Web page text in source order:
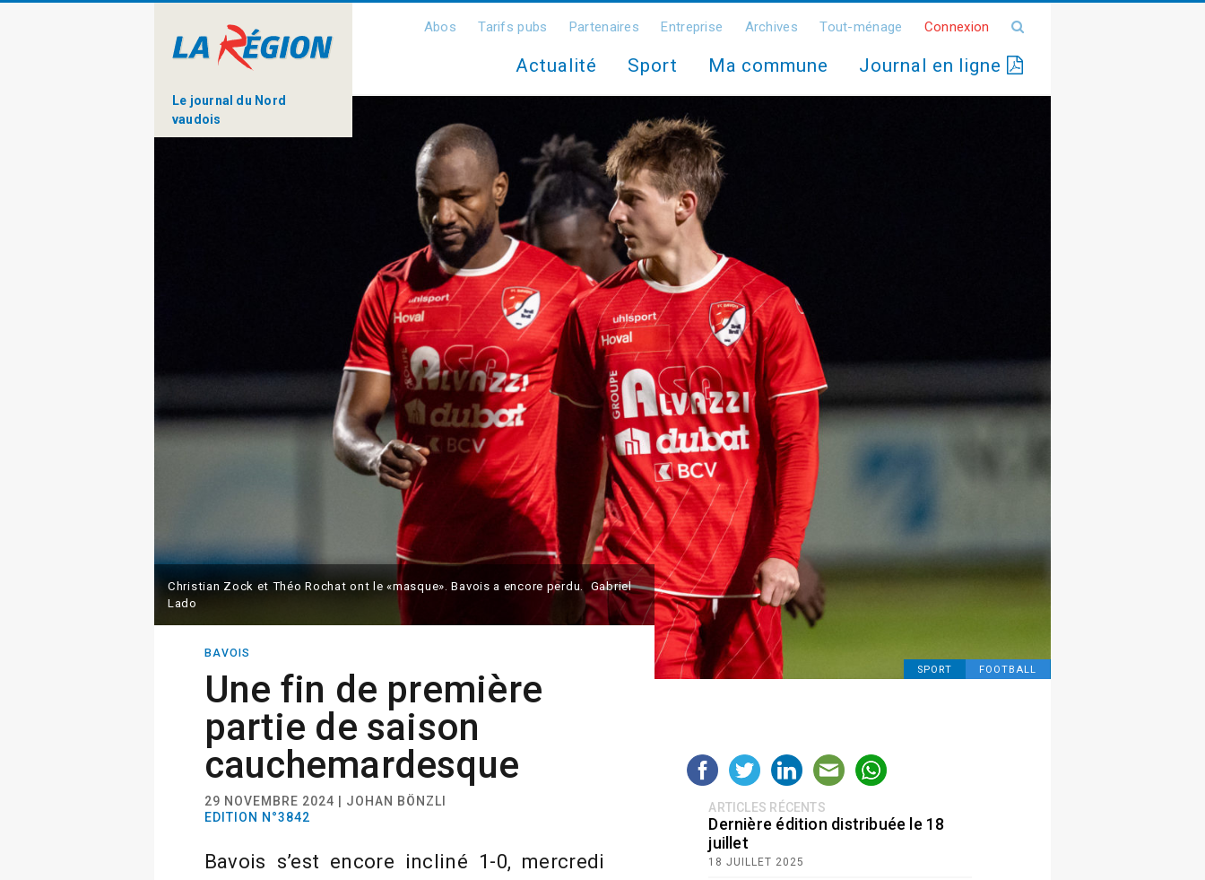
Le journal du Nord
vaudois
Abos Tarifs pubs Partenaires Entreprise Archives Tout-ménage Connexion
Actualité Sport Ma commune Journal en ligne
SPORT FOOTBALL
Christian Zock et Théo Rochat ont le «masque». Bavois a encore perdu. Gabriel
Lado
BAVOIS
Une fin de première
partie de saison
cauchemardesque
29 NOVEMBRE 2024 | JOHAN BÖNZLI
EDITION N°3842
Bavois s’est encore incliné 1-0, mercredi
ARTICLES RÉCENTS
Dernière édition distribuée le 18
juillet
18 JUILLET 2025